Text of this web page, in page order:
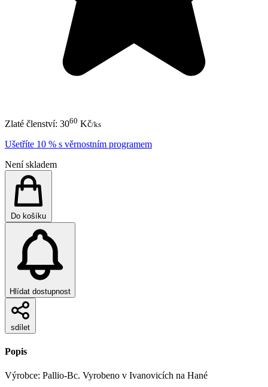
Zlaté členství: 3060 Kč/ks
Ušetříte 10 % s věrnostním programem
Není skladem
Do košíku
Hlídat dostupnost
sdílet
Popis
Výrobce: Pallio-Bc. Vyrobeno v Ivanovicích na Hané